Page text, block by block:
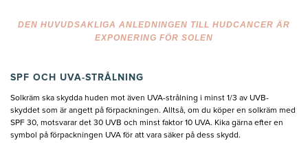
DEN HUVUDSAKLIGA ANLEDNINGEN TILL HUDCANCER ÄR
EXPONERING FÖR SOLEN
SPF OCH UVA-STRÅLNING
Solkräm ska skydda huden mot även UVA-strålning i minst 1/3 av UVB-
skyddet som är angett på förpackningen. Alltså, om du köper en solkräm med
SPF 30, motsvarar det 30 UVB och minst faktor 10 UVA. Kika gärna efter en
symbol på förpackningen UVA för att vara säker på dess skydd.